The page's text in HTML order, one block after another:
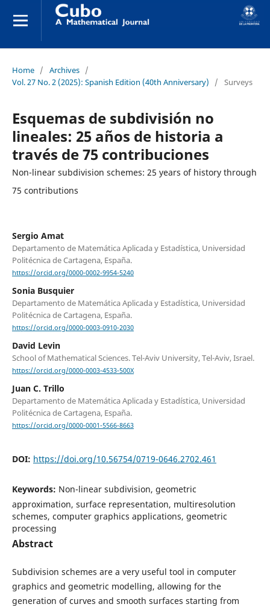
Home / Archives /
Vol. 27 No. 2 (2025): Spanish Edition (40th Anniversary)
/ Surveys
Esquemas de subdivisión no
lineales: 25 años de historia a
través de 75 contribuciones
Non-linear subdivision schemes: 25 years of history through
75 contributions
Sergio Amat
Departamento de Matemática Aplicada y Estadística, Universidad
Politécnica de Cartagena, España.
https://orcid.org/0000-0002-9954-5240
Sonia Busquier
Departamento de Matemática Aplicada y Estadística, Universidad
Politécnica de Cartagena, España.
https://orcid.org/0000-0003-0910-2030
David Levin
School of Mathematical Sciences. Tel-Aviv University, Tel-Aviv, Israel.
https://orcid.org/0000-0003-4533-500X
Juan C. Trillo
Departamento de Matemática Aplicada y Estadística, Universidad
Politécnica de Cartagena, España.
https://orcid.org/0000-0001-5566-8663
DOI: https://doi.org/10.56754/0719-0646.2702.461
Keywords: Non-linear subdivision, geometric
approximation, surface representation, multiresolution
schemes, computer graphics applications, geometric
processing
Abstract
Subdivision schemes are a very useful tool in computer
graphics and geometric modelling, allowing for the
generation of curves and smooth surfaces starting from